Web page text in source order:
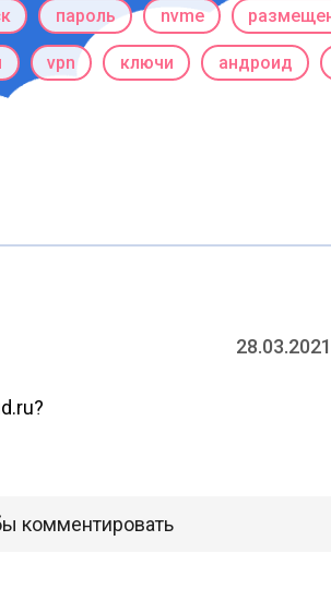
пароль nvme
vpn ключи андроид
комментировать